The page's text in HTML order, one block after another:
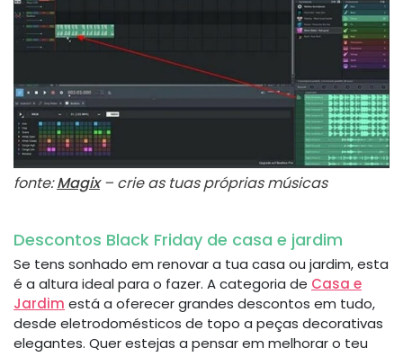
fonte:Magix– crie as tuas próprias músicas
Descontos Black Friday de casa e jardim
Se tens sonhado em renovar a tua casa ou jardim, esta
é a altura ideal para o fazer. A categoria de Casa e
Jardim está a oferecer grandes descontos em tudo,
desde eletrodomésticos de topo a peças decorativas
elegantes. Quer estejas a pensar em melhorar o teu